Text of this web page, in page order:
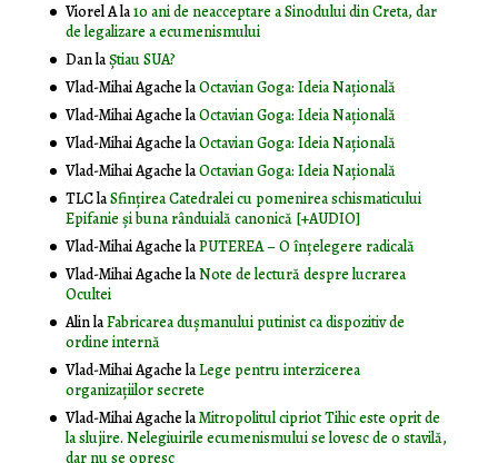
Viorel Ala10 ani de neacceptare a Sinodului din Creta, dar
de legalizare a ecumenismului
DanlaȘtiau SUA?
Vlad-Mihai AgachelaOctavian Goga: Ideia Naţională
Vlad-Mihai AgachelaOctavian Goga: Ideia Naţională
Vlad-Mihai AgachelaOctavian Goga: Ideia Naţională
Vlad-Mihai AgachelaOctavian Goga: Ideia Naţională
TLClaSfințirea Catedralei cu pomenirea schismaticului
Epifanie și buna rânduială canonică [+AUDIO]
Vlad-Mihai AgachelaPUTEREA – O înţelegere radicală
Vlad-Mihai AgachelaNote de lectură despre lucrarea
Ocultei
AlinlaFabricarea dușmanului putinist ca dispozitiv de
ordine internă
Vlad-Mihai AgachelaLege pentru interzicerea
organizaţiilor secrete
Vlad-Mihai AgachelaMitropolitul cipriot Tihic este oprit de
la slujire. Nelegiuirile ecumenismului se lovesc de o stavilă,
dar nu se opresc